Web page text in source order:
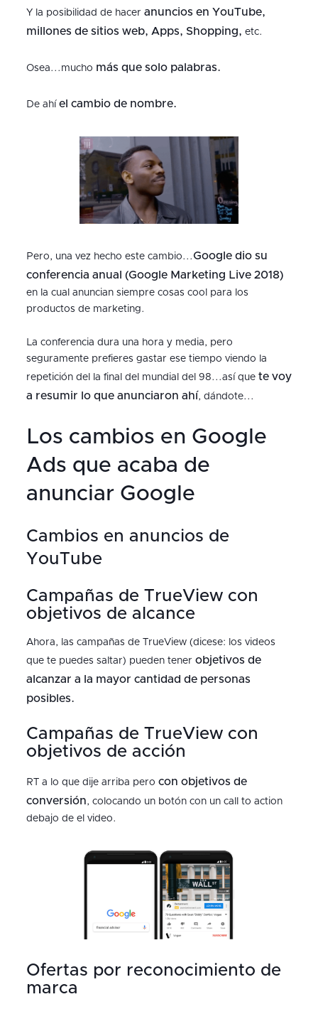
Y la posibilidad de hacer anuncios en YouTube,
millones de sitios web, Apps, Shopping, etc.
Osea...mucho más que solo palabras.
De ahí el cambio de nombre.
Pero, una vez hecho este cambio...Google dio su
conferencia anual (Google Marketing Live 2018)
en la cual anuncian siempre cosas cool para los
productos de marketing.
La conferencia dura una hora y media, pero
seguramente prefieres gastar ese tiempo viendo la
repetición del la final del mundial del 98...así que te voy
a resumir lo que anunciaron ahí, dándote...
Los cambios en Google
Ads que acaba de
anunciar Google
Cambios en anuncios de
YouTube
Campañas de TrueView con
objetivos de alcance
Ahora, las campañas de TrueView (dicese: los videos
que te puedes saltar) pueden tener objetivos de
alcanzar a la mayor cantidad de personas
posibles.
Campañas de TrueView con
objetivos de acción
RT a lo que dije arriba pero con objetivos de
conversión, colocando un botón con un call to action
debajo de el video.
Ofertas por reconocimiento de
marca